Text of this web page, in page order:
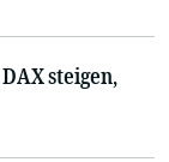
steigen,